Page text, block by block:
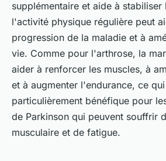
supplémentaire et aide à
l'activité physique régulière peut
progression de la maladie et à
vie. Comme pour l'arthrose, la
aider à renforcer les muscles, à
et à augmenter l'endurance, ce
particulièrement bénéfique pour
de Parkinson qui peuvent souffrir
musculaire et de fatigue.